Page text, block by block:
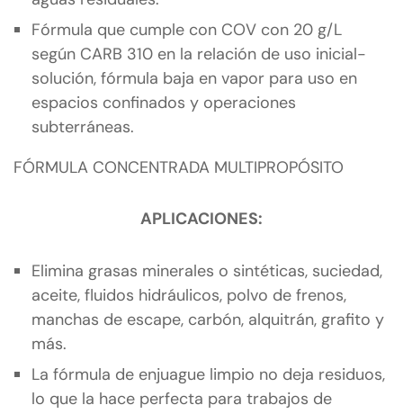
Fórmula que cumple con COV con 20 g/L
según CARB 310 en la relación de uso inicial-
solución, fórmula baja en vapor para uso en
espacios confinados y operaciones
subterráneas.
FÓRMULA CONCENTRADA MULTIPROPÓSITO
APLICACIONES:
Elimina grasas minerales o sintéticas, suciedad,
aceite, fluidos hidráulicos, polvo de frenos,
manchas de escape, carbón, alquitrán, grafito y
más.
La fórmula de enjuague limpio no deja residuos,
lo que la hace perfecta para trabajos de